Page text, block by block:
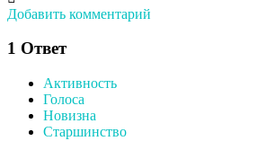
Добавить комментарий
1 Ответ
Активность
Голоса
Новизна
Старшинство